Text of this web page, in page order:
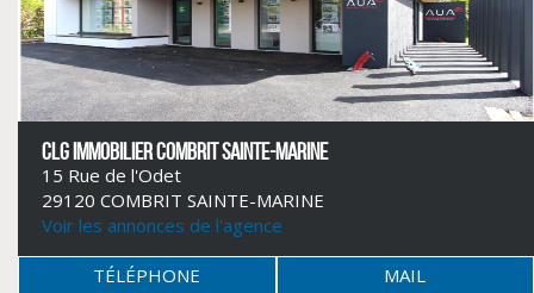
CLIQUER ICI POUR AGRANDIR
CLG IMMOBILIER COMBRIT SAINTE-MARINE
15 Rue de l'Odet
29120 COMBRIT SAINTE-MARINE
Voir les annonces de l'agence
TÉLÉPHONE MAIL